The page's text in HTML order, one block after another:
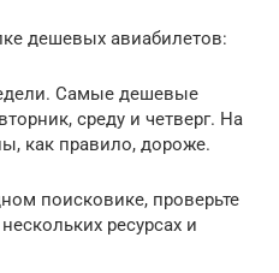
дешевых авиабилетов:
Самые дешевые
среду и четверг. На
как правило, дороже.
поисковике, проверьте
ресурсах и